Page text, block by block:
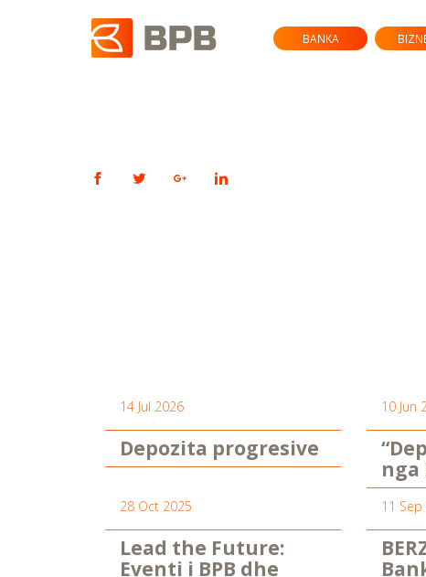
BANKA
14 Jul 2026
Depozita progresive
10 Jun
nga
28 Oct 2025
Lead the Future:
Eventi i BPB dhe
11 Sep